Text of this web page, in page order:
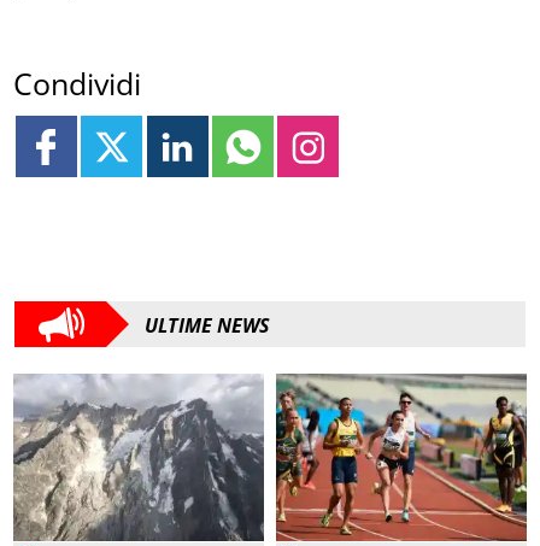
Condividi
ULTIME NEWS